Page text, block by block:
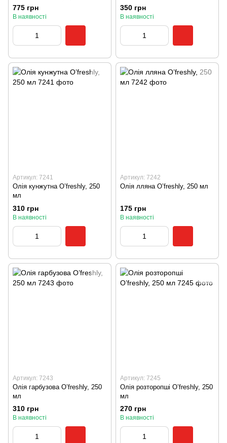
500 мл
775 грн
В наявності
350 грн
В наявності
Артикул: 7241
Олія кунжутна O’freshly, 250
мл
310 грн
В наявності
Артикул: 7242
Олія лляна O’freshly, 250 мл
175 грн
В наявності
Артикул: 7243
Олія гарбузова O’freshly, 250
мл
310 грн
В наявності
Артикул: 7245
Олія розторопші O’freshly, 250
мл
270 грн
В наявності